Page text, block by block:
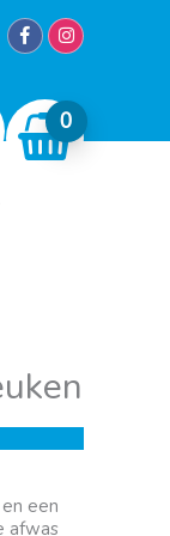
een
afwas